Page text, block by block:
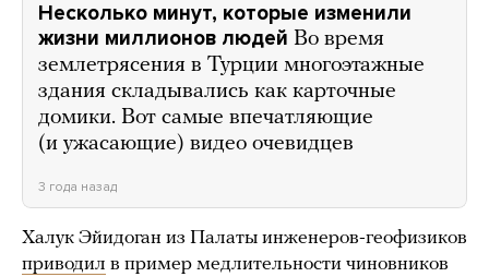
Несколько минут, которые изменили
жизни миллионов людей Во время
землетрясения в Турции многоэтажные
здания складывались как карточные
домики. Вот самые впечатляющие
(и ужасающие) видео очевидцев
3 года назад
Халук Эйидоган из Палаты инженеров-геофизиков
приводил в пример медлительности чиновников